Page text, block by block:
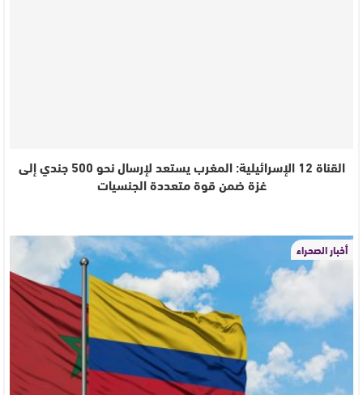
القناة 12 الإسرائيلية: المغرب يستعد لإرسال نحو 500 جندي إلى
غزة ضمن قوة متعددة الجنسيات
أخبار الصحراء